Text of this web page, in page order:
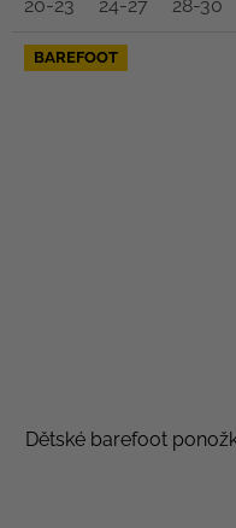
20-23 24-27 28-30
BAREFOOT
Dětské barefoot